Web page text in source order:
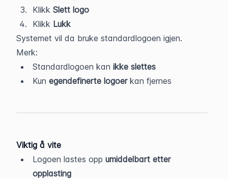
Klikk Slett logo
Klikk Lukk
Systemet vil da bruke standardlogoen igjen.
Merk:
Standardlogoen kan ikke slettes
Kun egendefinerte logoer kan fjernes
Viktig å vite
Logoen lastes opp umiddelbart etter
opplasting